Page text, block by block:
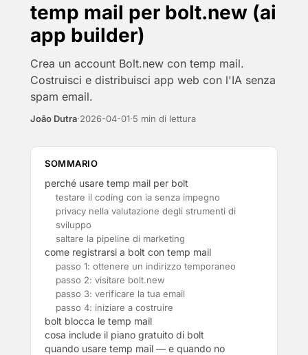
temp mail per bolt.new (ai
app builder)
Crea un account Bolt.new con temp mail.
Costruisci e distribuisci app web con l'IA senza
spam email.
João Dutra·2026-04-01·5 min di lettura
SOMMARIO
perché usare temp mail per bolt
testare il coding con ia senza impegno
privacy nella valutazione degli strumenti di
sviluppo
saltare la pipeline di marketing
come registrarsi a bolt con temp mail
passo 1: ottenere un indirizzo temporaneo
passo 2: visitare bolt.new
passo 3: verificare la tua email
passo 4: iniziare a costruire
bolt blocca le temp mail
cosa include il piano gratuito di bolt
quando usare temp mail — e quando no